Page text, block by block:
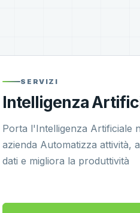
SERVIZI
Intelligenza
Porta l'Intelligenza Artificiale
azienda Automatizza attività,
dati e migliora la produttività